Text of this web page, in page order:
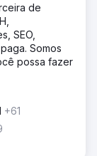
de
SEO,
Somos
possa fazer
+61